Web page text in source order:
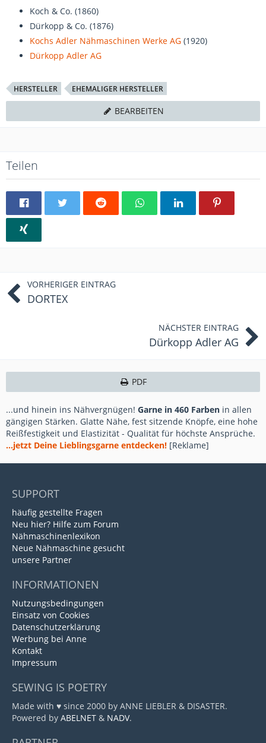
Koch & Co. (1860)
Dürkopp & Co. (1876)
Kochs Adler Nähmaschinen Werke AG (1920)
Dürkopp Adler AG
HERSTELLER EHEMALIGER HERSTELLER
BEARBEITEN
Teilen
VORHERIGER EINTRAG
DORTEX
NÄCHSTER EINTRAG
Dürkopp Adler AG
PDF
...und hinein ins Nähvergnügen! Garne in 460 Farben in allen
gängigen Stärken. Glatte Nähe, fest sitzende Knöpfe, eine hohe
Reißfestigkeit und Elastizität - Qualität für höchste Ansprüche.
...jetzt Deine Lieblingsgarne entdecken! [Reklame]
SUPPORT
häufig gestellte Fragen
Neu hier? Hilfe zum Forum
Nähmaschinenlexikon
Neue Nähmaschine gesucht
unsere Partner
INFORMATIONEN
Nutzungsbedingungen
Einsatz von Cookies
Datenschutzerklärung
Werbung bei Anne
Kontakt
Impressum
SEWING IS POETRY
Made with ♥ since 2000 by ANNE LIEBLER & DISASTER.
Powered by ABELNET & NADV.